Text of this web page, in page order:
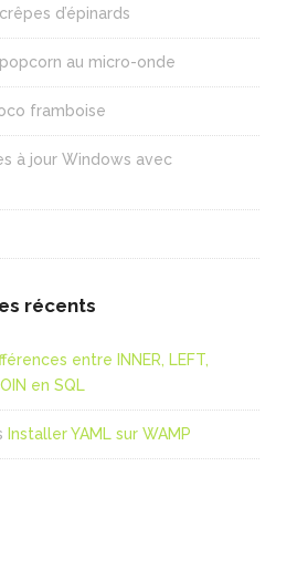
d’épinards
au micro-onde
framboise
à jour Windows avec
récents
entre INNER, LEFT,
en SQL
Installer YAML sur WAMP